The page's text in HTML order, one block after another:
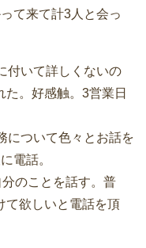
て来て計3人と会っ
付いて詳しくないの
。好感触。3営業日
について色々とお話を
電話。
のことを話す。普
て欲しいと電話を頂